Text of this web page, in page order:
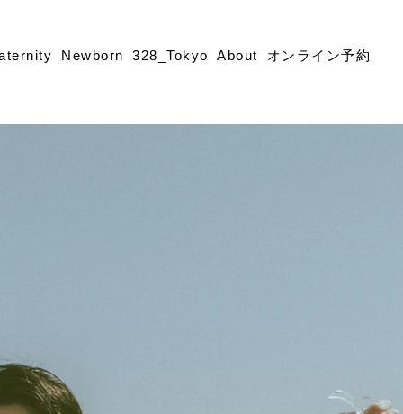
Newborn 328_Tokyo About オンライン予約